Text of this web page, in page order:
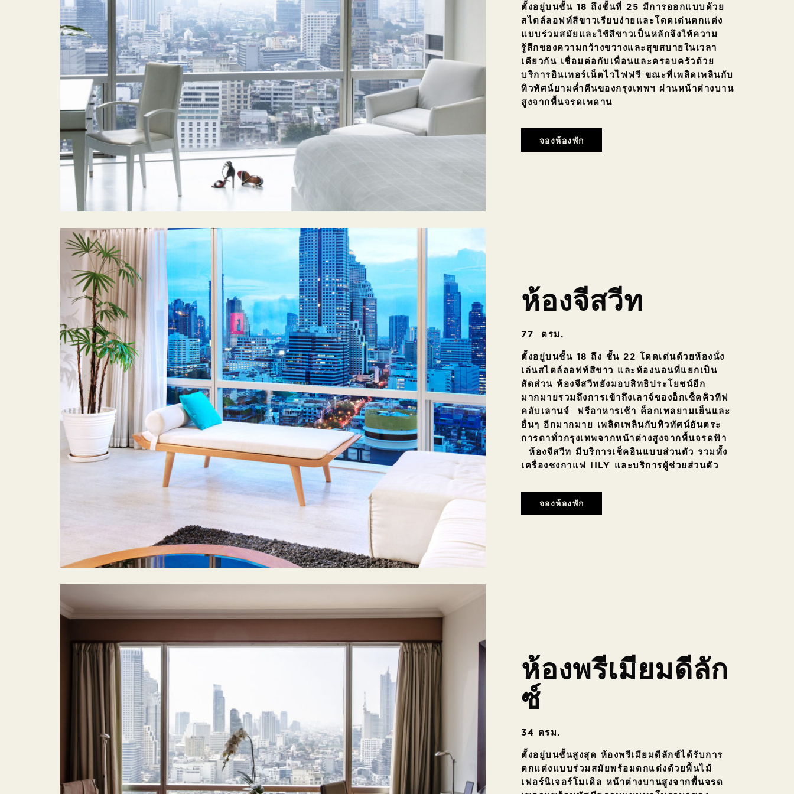
ตั้งอยู่บนชั้น 18 ถึงชั้นที่ 25 มีการออกแบบด้วย
สไตล์ลอฟท์สีขาวเรียบง่ายและโดดเด่นตกแต่ง
แบบร่วมสมัยและใช้สีขาวเป็นหลักจึงให้ความ
รู้สึกของความกว้างขวางและสุขสบายในเวลา
เดียวกัน เชื่อมต่อกับเพื่อนและครอบครัวด้วย
บริการอินเทอร์เน็ตไวไฟฟรี ขณะที่เพลิดเพลินกับ
ทิวทัศน์ยามค่ำคืนของกรุงเทพฯ ผ่านหน้าต่างบาน
สูงจากพื้นจรดเพดาน
จองห้องพัก
ห้องจีสวีท
77 ตรม.
ตั้งอยู่บนชั้น 18 ถึง ชั้น 22 โดดเด่นด้วยห้องนั่ง
เล่นสไตล์ลอฟท์สีขาว และห้องนอนที่แยกเป็น
สัดส่วน ห้องจีสวีทยังมอบสิทธิประโยชน์อีก
มากมายรวมถึงการเข้าถึงเลาจ์ของอ็กเซ็คคิวทีฟ
คลับเลานจ์ ฟรีอาหารเช้า ค็อกเทลยามเย็นและ
อื่นๆ อีกมากมาย เพลิดเพลินกับทิวทัศน์อันตระ
การตาทั่วกรุงเทพจากหน้าต่างสูงจากพื้นจรดฟ้า
ห้องจีสวีท มีบริการเช็คอินแบบส่วนตัว รวมทั้ง
เครื่องชงกาแฟ IILY และบริการผู้ช่วยส่วนตัว
จองห้องพัก
ห้องพรีเมียมดีลัก
ซ์
34 ตรม.
ตั้งอยู่บนชั้นสูงสุด ห้องพรีเมียมดีลักซ์ได้รับการ
ตกแต่งแบบร่วมสมัยพร้อมตกแต่งด้วยพื้นไม้
เฟอร์นิเจอร์โมเดิล หน้าต่างบานสูงจากพื้นจรด